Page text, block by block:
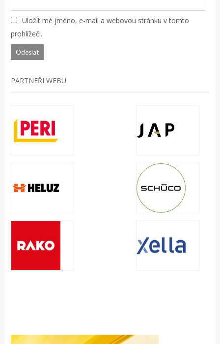
Uložit mé jméno, e-mail a webovou stránku v tomto
prohlížeči.
PARTNEŘI WEBU